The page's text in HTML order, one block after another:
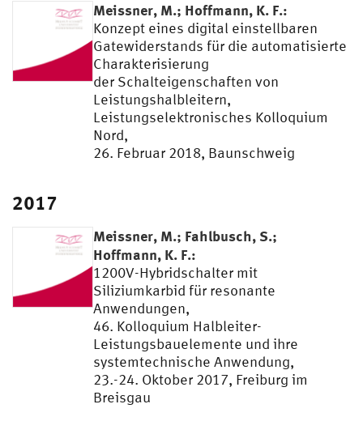
Meissner, M.; Hoffmann, K. F.:
Konzept eines digital einstellbaren
Gatewiderstands für die automatisierte
Charakterisierung
der Schalteigenschaften von
Leistungshalbleitern,
Leistungselektronisches Kolloquium
Nord,
26. Februar 2018, Baunschweig
2017
Meissner, M.; Fahlbusch, S.;
Hoffmann, K. F.:
1200V-Hybridschalter mit
Siliziumkarbid für resonante
Anwendungen,
46. Kolloquium Halbleiter-
Leistungsbauelemente und ihre
systemtechnische Anwendung,
23.-24. Oktober 2017, Freiburg im
Breisgau